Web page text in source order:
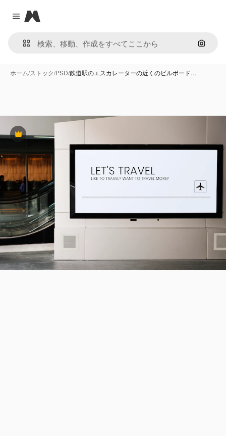
Close menu
Magnific
画像で
ホーム/ストック/PSD/鉄道駅のエスカレーターの近くのビルボード…
Premium